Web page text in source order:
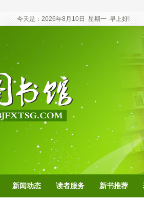
今天是：2026年8月10日 星期一 早上好!
新闻动态 读者服务 新书推荐